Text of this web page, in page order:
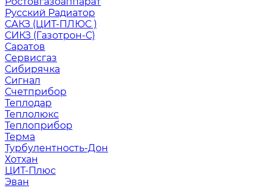
Русский Радиатор
САКЗ (ЦИТ-ПЛЮС )
СИКЗ (Газотрон-С)
Саратов
Сервисгаз
Сибирячка
Сигнал
Счетприбор
Теплодар
Теплолюкс
Теплоприбор
Терма
Турбулентность-Дон
Хотхан
ЦИТ-Плюс
Эван